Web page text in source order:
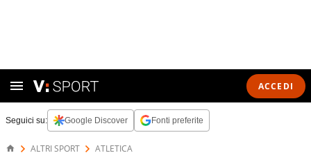
ACCEDI
Seguici su: Google Discover Fonti preferite
ALTRI SPORT ATLETICA